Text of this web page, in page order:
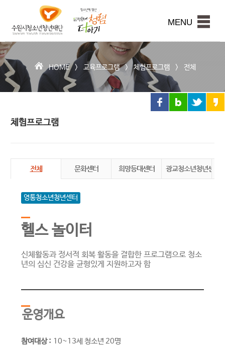
본문내용 바로가기
시
청
소
년
청
년
재
단
MENU
HOME >교육프로그램>체험프로그램>전체
체험프로그램
전체 문화센터 희망등대센터 광교청소년청년센터
영통청소년청년센터
헬스 놀이터
신체활동과 정서적 회복 활동을 결합한 프로그램으로 청소
년의 심신 건강을 균형있게 지원하고자 함
운영개요
참여대상 : 10~13세 청소년 20명